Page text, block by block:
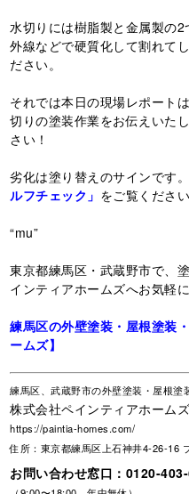
水切りには樹脂製と金属製の
外線などで硬質化して割れて
ださい。
それでは本日の現場レポート
切りの塗装作業をお伝えいた
さい！
劣化は塗り替えのサインです
ルフチェック」 をご覧ください
“mu”
東京都練馬区・武蔵野市で、
インティアホームズへお気軽
練馬区の外壁塗装・屋根塗装
ームズ】
練馬区、武蔵野市の外壁塗装・屋根塗
株式会社ペインティアホームズ
https://paintia-homes.com/
住所：東京都練馬区上石神井4-26-16
お問い合わせ窓口： 0120-